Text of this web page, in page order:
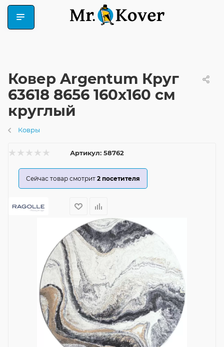
Ковер Argentum Круг
63618 8656 160x160 см
круглый
Ковры
Артикул: 58762
Сейчас товар смотрит 2 посетителя